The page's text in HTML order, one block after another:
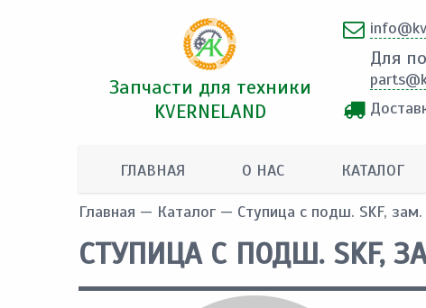
Запчасти для техники
KVERNELAND
Для
ГЛАВНАЯ О НАС КАТАЛОГ
Главная — Каталог — Ступица с подш. SKF,
СТУПИЦА С ПОДШ. SKF,